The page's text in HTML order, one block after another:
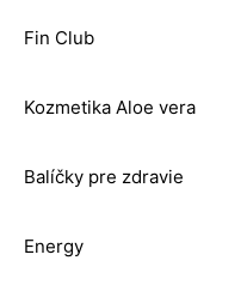
Fin Club
Kozmetika Aloe vera
Balíčky pre zdravie
Energy